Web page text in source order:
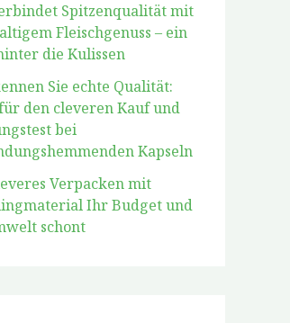
Spitzenqualität mit
Fleischgenuss – ein
die Kulissen
Sie echte Qualität:
den cleveren Kauf und
bei
Kapseln
Verpacken mit
Ihr Budget und
schont